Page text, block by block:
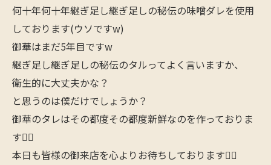
何十年何十年継ぎ足し継ぎ足しの秘伝の味噌ダレを使用
しております(ウソですw)
御華はまだ5年目ですw
継ぎ足し継ぎ足しの秘伝のタルってよく言いますか、
衛生的に大丈夫かな？
と思うのは僕だけでしょうか？
御華のタレはその都度その都度新鮮なのを作っておりま
す🙋‍♂️
本日も皆様の御来店を心よりお待ちしております🙇‍♂️